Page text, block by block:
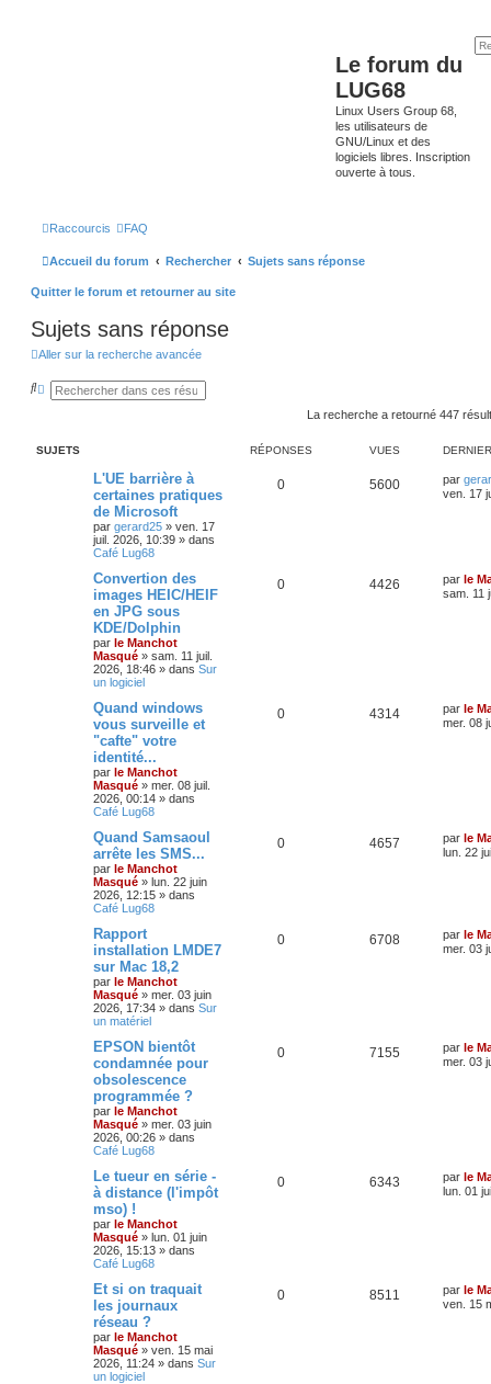
Le forum du
LUG68
Linux Users Group 68,
les utilisateurs de
GNU/Linux et des
logiciels libres. Inscription
ouverte à tous.
Raccourcis FAQ
Accueil du forum Rechercher Sujets sans réponse
Quitter le forum et retourner au site
Sujets sans réponse
Aller sur la recherche avancée
R
r
R
r
La recherche a retourné 447
SUJETS RÉPONSES VUES
L'UE barrière à
certaines pratiques
de Microsoft
par gerard25 » ven. 17
juil. 2026, 10:39 » dans
Café Lug68
0 5600 par
ven. 17
Convertion des
images HEIC/HEIF
en JPG sous
KDE/Dolphin
par le Manchot
Masqué » sam. 11 juil.
2026, 18:46 » dans Sur
un logiciel
0 4426 par le
sam. 11
Quand windows
vous surveille et
"cafte" votre
identité...
par le Manchot
Masqué » mer. 08 juil.
2026, 00:14 » dans
Café Lug68
0 4314 par le
mer. 08
Quand Samsaoul
arrête les SMS...
par le Manchot
Masqué » lun. 22 juin
2026, 12:15 » dans
Café Lug68
0 4657 par le
lun. 22
Rapport
installation LMDE7
sur Mac 18,2
par le Manchot
Masqué » mer. 03 juin
2026, 17:34 » dans Sur
un matériel
0 6708 par le
mer. 03
EPSON bientôt
condamnée pour
obsolescence
programmée ?
par le Manchot
Masqué » mer. 03 juin
2026, 00:26 » dans
Café Lug68
0 7155 par le
mer. 03
Le tueur en série -
à distance (l'impôt
mso) !
par le Manchot
Masqué » lun. 01 juin
2026, 15:13 » dans
Café Lug68
0 6343 par le
lun. 01
Et si on traquait
les journaux
réseau ?
par le Manchot
Masqué » ven. 15 mai
2026, 11:24 » dans Sur
un logiciel
0 8511 par le
ven. 15